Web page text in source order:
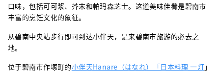
口味，包括可可浆、芥末和帕玛森芝士。这道美味佳肴是碧南市
丰富的烹饪文化的象征。
从碧南中央站步行即可到达小伴天，是来碧南市旅游的必去之
地。
位于碧南市作塚町的小伴天Hanare（はなれ）「日本料理 一灯」